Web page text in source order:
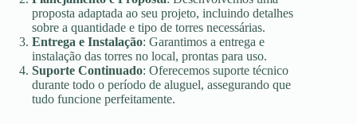
proposta adaptada ao seu projeto, incluindo detalhes
sobre a quantidade e tipo de torres necessárias.
Entrega e Instalação: Garantimos a entrega e
instalação das torres no local, prontas para uso.
Suporte Continuado: Oferecemos suporte técnico
durante todo o período de aluguel, assegurando que
tudo funcione perfeitamente.